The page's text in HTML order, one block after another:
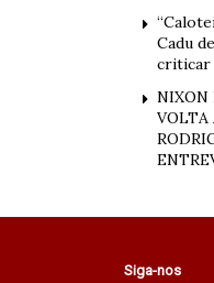
Cadu
criticar
NIXON
VOLTA
Siga-nos